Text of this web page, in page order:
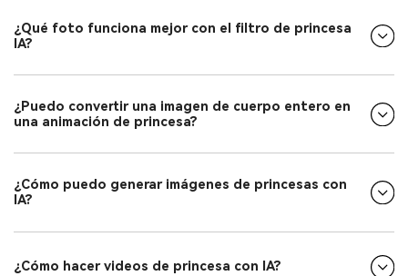
¿Qué foto funciona mejor con el filtro de princesa
IA?
¿Puedo convertir una imagen de cuerpo entero en
una animación de princesa?
¿Cómo puedo generar imágenes de princesas con
IA?
¿Cómo hacer videos de princesa con IA?